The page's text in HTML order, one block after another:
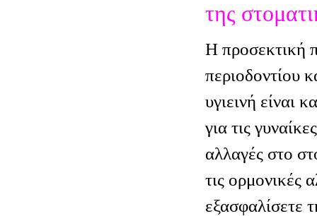
της
Η προσεκτική
περιοδοντίου
υγιεινή είναι
για τις
αλλαγές στο
τις ορμονικές
εξασφαλίσετε